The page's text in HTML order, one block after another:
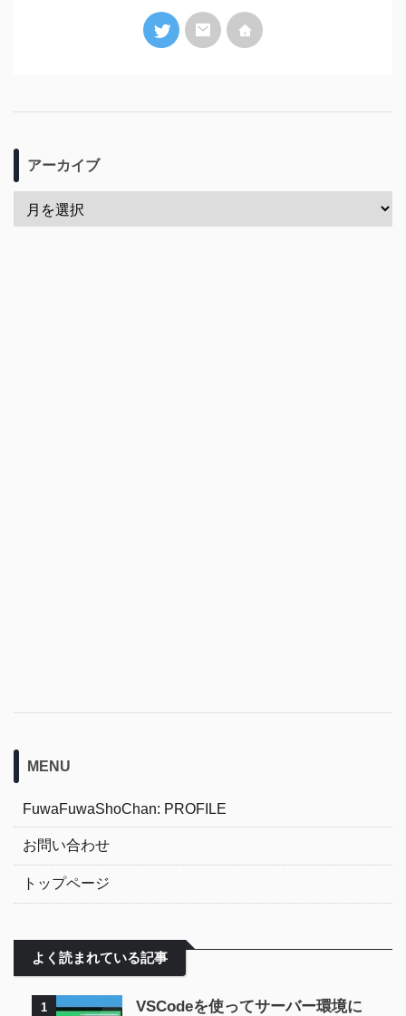
アーカイブ
MENU
FuwaFuwaShoChan: PROFILE
お問い合わせ
トップページ
よく読まれている記事
1
VSCodeを使ってサーバー環境に